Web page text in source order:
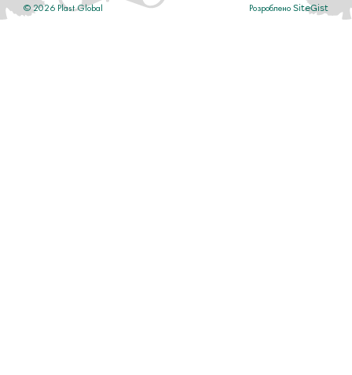
©2026 Plast Global Розроблено SiteGist